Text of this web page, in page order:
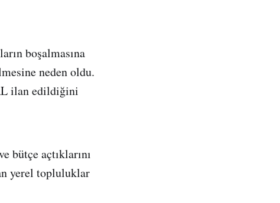
boşalmasına
neden oldu.
ilan edildiğini
açtıklarını
yerel topluluklar